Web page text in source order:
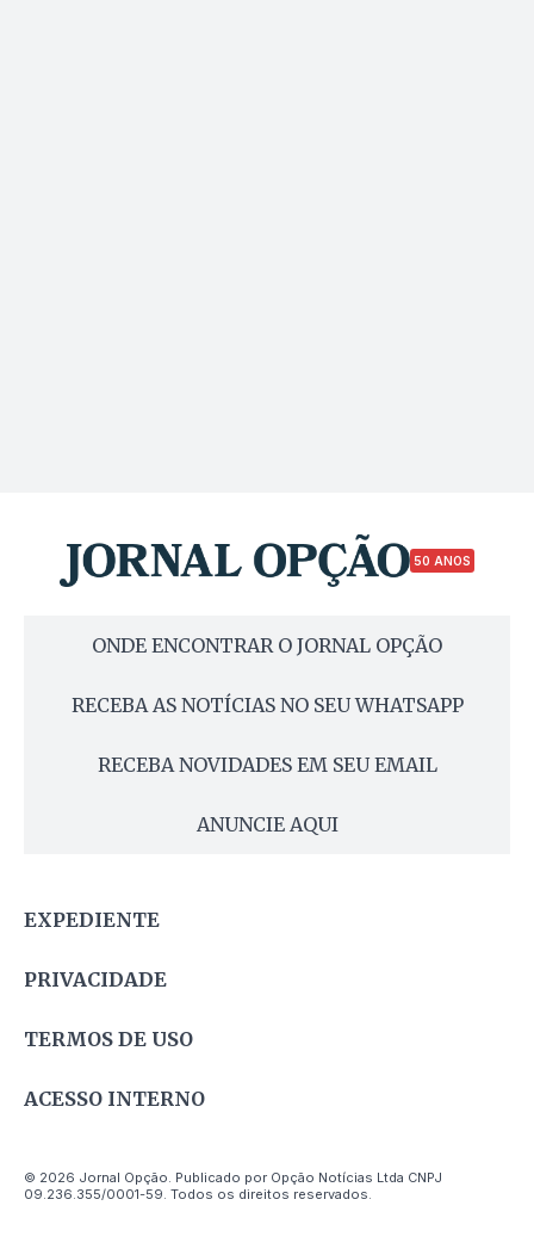
50 ANOS
ONDE ENCONTRAR O JORNAL OPÇÃO
RECEBA AS NOTÍCIAS NO SEU WHATSAPP
RECEBA NOVIDADES EM SEU EMAIL
ANUNCIE AQUI
EXPEDIENTE
PRIVACIDADE
TERMOS DE USO
ACESSO INTERNO
© 2026 Jornal Opção. Publicado por Opção Notícias Ltda CNPJ
09.236.355/0001-59. Todos os direitos reservados.